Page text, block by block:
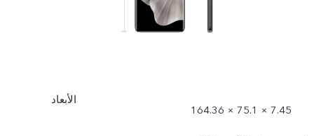
الأبعاد
164.36 × 75.1 × 7.45